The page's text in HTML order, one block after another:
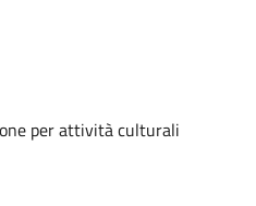
per attività culturali